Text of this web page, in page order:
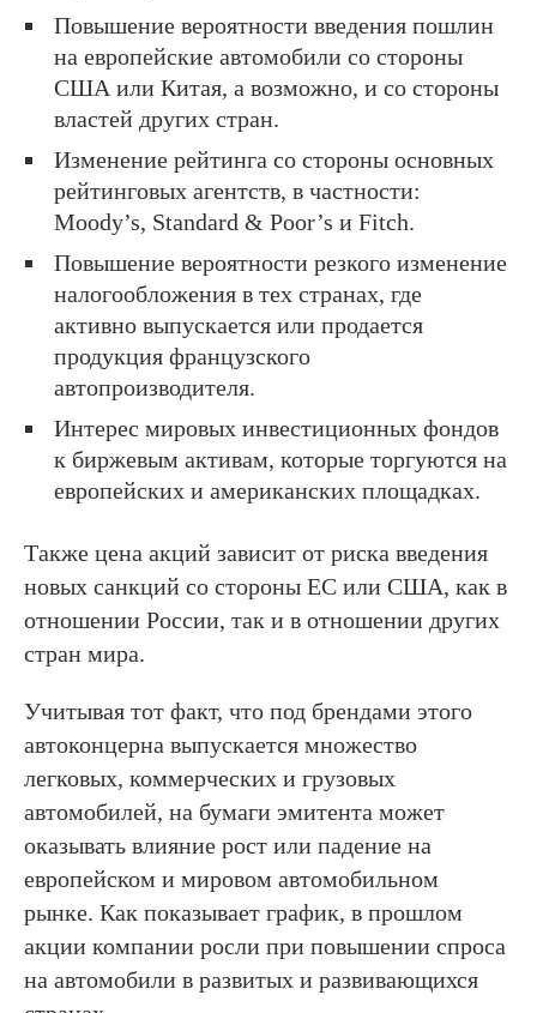
Повышение вероятности введения пошлин
на европейские автомобили со стороны
США или Китая, а возможно, и со стороны
властей других стран.
Изменение рейтинга со стороны основных
рейтинговых агентств, в частности:
Moody’s, Standard & Poor’s и Fitch.
Повышение вероятности резкого изменение
налогообложения в тех странах, где
активно выпускается или продается
продукция французского
автопроизводителя.
Интерес мировых инвестиционных фондов
к биржевым активам, которые торгуются на
европейских и американских площадках.
Также цена акций зависит от риска введения
новых санкций со стороны ЕС или США, как в
отношении России, так и в отношении других
стран мира.
Учитывая тот факт, что под брендами этого
автоконцерна выпускается множество
легковых, коммерческих и грузовых
автомобилей, на бумаги эмитента может
оказывать влияние рост или падение на
европейском и мировом автомобильном
рынке. Как показывает график, в прошлом
акции компании росли при повышении спроса
на автомобили в развитых и развивающихся